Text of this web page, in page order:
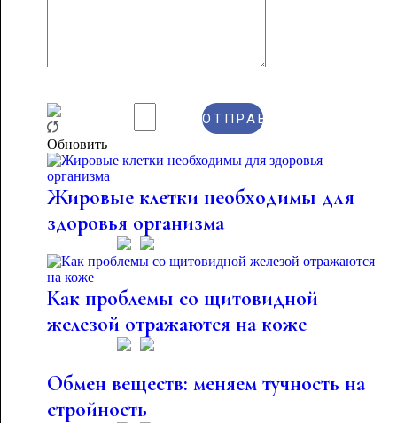
Обновить
Жировые клетки необходимы для
здоровья организма
Как проблемы со щитовидной
железой отражаются на коже
Обмен веществ: меняем тучность на
стройность